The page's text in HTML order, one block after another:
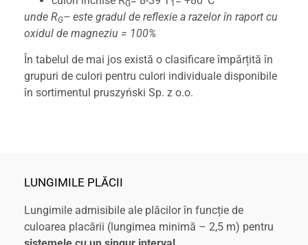
G 1
unde RG– este gradul de reflexie a razelor în raport cu
oxidul de magneziu = 100%
În tabelul de mai jos există o clasificare împărțită în
grupuri de culori pentru culori individuale disponibile
în sortimentul pruszyński Sp. z o.o.
LUNGIMILE PLĂCII
Lungimile admisibile ale plăcilor în funcție de
culoarea placării (lungimea minimă – 2,5 m) pentru